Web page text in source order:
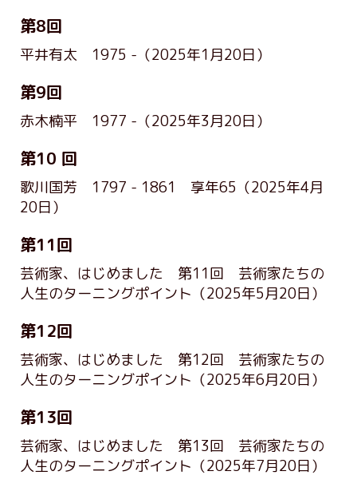
第8回
平井有太 1975 - （2025年1月20日）
第9回
赤木楠平 1977 - （2025年3月20日）
第10 回
歌川国芳 1797 - 1861 享年65 （2025年4月
20日）
第11回
芸術家、はじめました 第11回 芸術家たちの
人生のターニングポイント （2025年5月20日）
第12回
芸術家、はじめました 第12回 芸術家たちの
人生のターニングポイント （2025年6月20日）
第13回
芸術家、はじめました 第13回 芸術家たちの
人生のターニングポイント （2025年7月20日）